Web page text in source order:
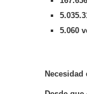
5.060
Necesidad